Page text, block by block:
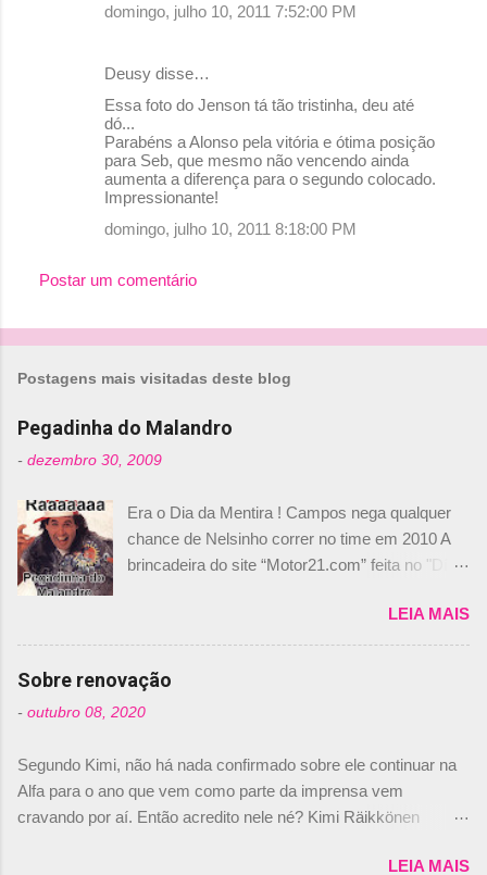
domingo, julho 10, 2011 7:52:00 PM
Deusy disse…
Essa foto do Jenson tá tão tristinha, deu até
dó...
Parabéns a Alonso pela vitória e ótima posição
para Seb, que mesmo não vencendo ainda
aumenta a diferença para o segundo colocado.
Impressionante!
domingo, julho 10, 2011 8:18:00 PM
Postar um comentário
Postagens mais visitadas deste blog
Pegadinha do Malandro
- dezembro 30, 2009
Era o Dia da Mentira ! Campos nega qualquer
chance de Nelsinho correr no time em 2010 A
brincadeira do site “Motor21.com” feita no "Día
de abril –, afirmando que Nelson Piquet havia
comprado 15% das ações da Campos, dando,
com isso, um lugar no time a Nelsinho Piquet,
foi esclarecida de uma vez por todas por
Daniele Audetto, diretor da escuderia. O
não será o companheiro de Bruno Senna em
2010. "Na verdade, nós recebemos uma oferta
de Piquet", admitiu Audetto. “Mas depois de ter
LEIA MAIS
Sobre renovação
- outubro 08, 2020
Segundo Kimi, não há nada confirmado sobre ele continuar na
Alfa para o ano que vem como parte da imprensa vem
cravando por aí. Então acredito nele né? Kimi Räikkönen
truth but I’ve never had an option in my contract so that’sLEIA MAIS